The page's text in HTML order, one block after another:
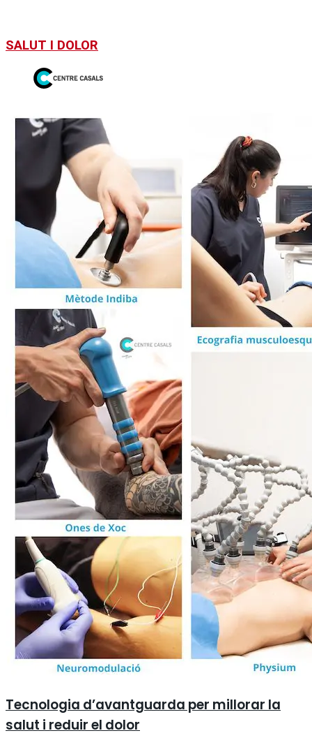
SALUT I DOLOR
Tecnologia d’avantguarda per millorar la
salut i reduir el dolor